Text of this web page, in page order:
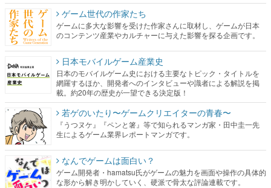
ゲーム世代の作家たち
ゲームに多大な影響を受けた作家さんに取材し、ゲームが日本
のコンテンツ産業やカルチャーに与えた影響を探る企画です。
日本モバイルゲーム産業史
日本のモバイルゲーム史における主要なトピック・タイトルを
網羅するほか、開発者へのインタビューや識者による解説を掲
載。約20年の歴史が一望できる決定版！
若ゲのいたり〜ゲームクリエイターの青春〜
『うつヌケ』『ペンと箸』等で知られるマンガ家・田中圭一先
生によるゲーム業界レポートマンガです。
なんでゲームは面白い？
ゲーム開発者・hamatsu氏がゲームの魅力を画面や操作の具体的
な形から解き明かしていく、硬派で骨太な評論連載です。